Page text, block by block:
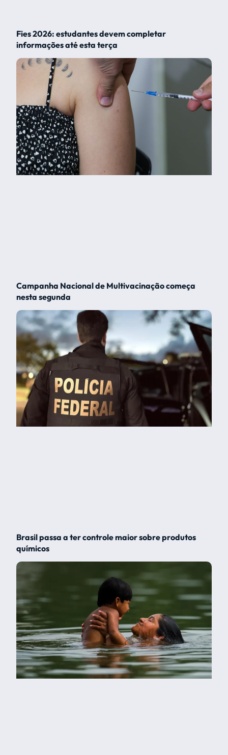
Fies 2026: estudantes devem completar
informações até esta terça
Campanha Nacional de Multivacinação começa
nesta segunda
Brasil passa a ter controle maior sobre produtos
químicos